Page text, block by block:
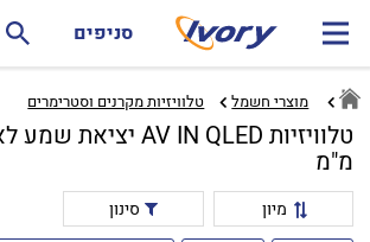
סניפים
מוצרי חשמל טלוויזיות מקרנים וסטרימרים‏
מ"מ
מיון
סינון